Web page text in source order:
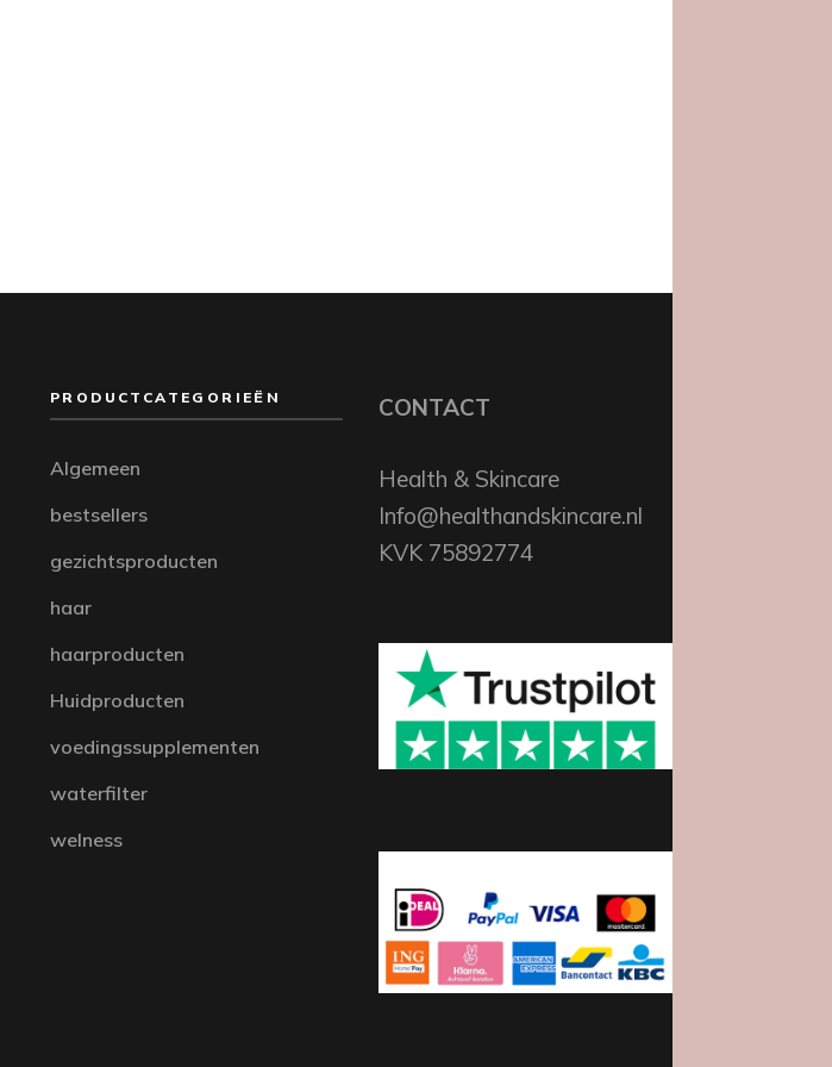
PRODUCTCATEGORIEËN
Algemeen
bestsellers
gezichtsproducten
haar
haarproducten
Huidproducten
voedingssupplementen
waterfilter
welness
CONTACT
Health & Skincare
Info@healthandskincare.nl
KVK 75892774